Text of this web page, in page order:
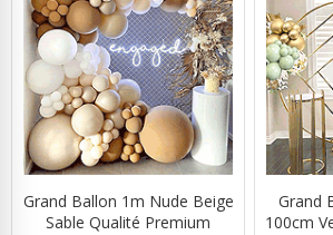
Grand Ballon 1m Nude Beige
Sable Qualité Premium
Grand
100cm